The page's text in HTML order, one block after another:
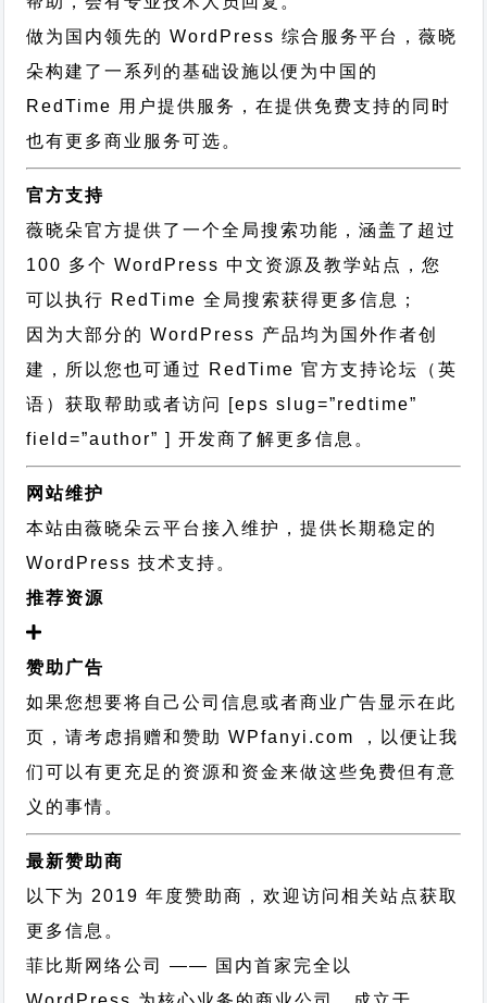
做为国内领先的 WordPress 综合服务平台，薇晓
朵构建了一系列的基础设施以便为中国的
RedTime 用户提供服务，在提供免费支持的同时
也有更多商业服务可选。
官方支持
薇晓朵官方提供了一个全局搜索功能，涵盖了超过
100 多个 WordPress 中文资源及教学站点，您
可以执行 RedTime 全局搜索获得更多信息；
因为大部分的 WordPress 产品均为国外作者创
建，所以您也可通过 RedTime 官方支持论坛
（英
语）获取帮助或者访问 [eps slug=”redtime”
field=”author” ] 开发商了解更多信息。
网站维护
本站由薇晓朵云平台接入维护，提供长期稳定的
WordPress 技术支持 。
推荐资源
赞助广告
如果您想要将自己公司信息或者商业广告显示在此
页，请考虑捐赠和赞助 WPfanyi.com ，以便让我
们可以有更充足的资源和资金来做这些免费但有意
义的事情。
最新赞助商
以下为 2019 年度赞助商，欢迎访问相关站点获取
更多信息。
菲比斯网络公司
—— 国内首家完全以